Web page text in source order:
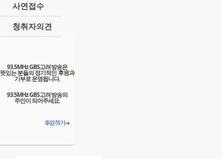
사연접수
청취자의견
93.5MHz GBS고려방송은
뜻있는 분들의 정기적인 후원과
기부로 운영됩니다.
93.5MHz GBS고려방송의
주인이 되어주세요.
후원하기➔